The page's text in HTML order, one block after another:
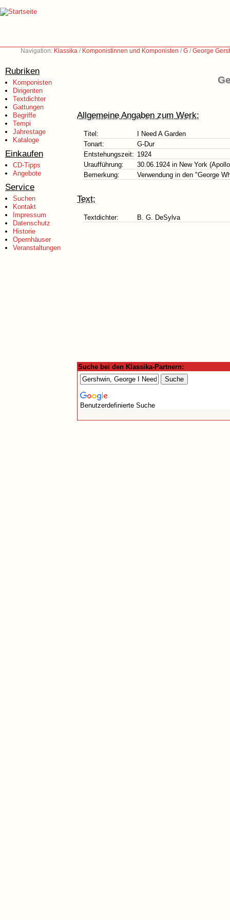
Navigation: Klassika / Komponistinnen und Komponisten /G /George
Rubriken
Komponisten
Dirigenten
Textdichter
Gattungen
Begriffe
Tempi
Jahrestage
Kataloge
Einkaufen
CD-Tipps
Angebote
Service
Suchen
Kontakt
Impressum
Datenschutz
Historie
Opernhäuser
Veranstaltungen
Allgemeine Angaben zum Werk:
Titel:
I Need A Garden
Tonart:
G-Dur
Entstehungszeit: 1924
Uraufführung:
30.06.1924 in New York
Bemerkung:
Verwendung in den "George
Text:
Textdichter: B. G. DeSylva
Suche bei den Klassika-Partnern:
Benutzerdefinierte Suche